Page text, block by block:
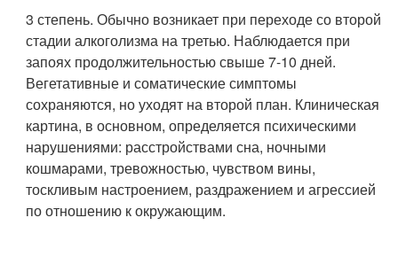
3 степень. Обычно возникает при переходе со второй
стадии алкоголизма на третью. Наблюдается при
запоях продолжительностью свыше 7-10 дней.
Вегетативные и соматические симптомы
сохраняются, но уходят на второй план. Клиническая
картина, в основном, определяется психическими
нарушениями: расстройствами сна, ночными
кошмарами, тревожностью, чувством вины,
тоскливым настроением, раздражением и агрессией
по отношению к окружающим.